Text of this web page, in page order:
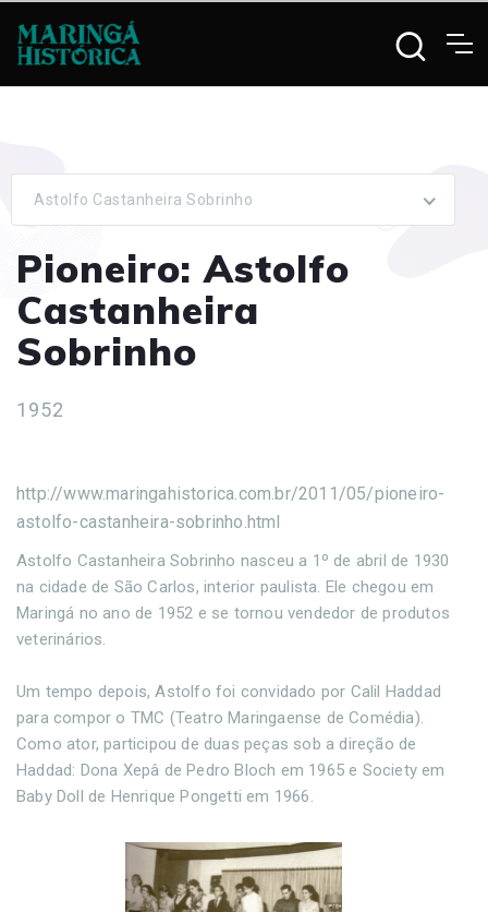
Astolfo Castanheira Sobrinho
Pioneiro: Astolfo
Castanheira
Sobrinho
1952
http://www.maringahistorica.com.br/2011/05/pioneiro-
astolfo-castanheira-sobrinho.html
Astolfo Castanheira Sobrinho nasceu a 1º de abril de 1930
na cidade de São Carlos, interior paulista. Ele chegou em
Maringá no ano de 1952 e se tornou vendedor de produtos
veterinários.
Um tempo depois, Astolfo foi convidado por Calil Haddad
para compor o TMC (Teatro Maringaense de Comédia).
Como ator, participou de duas peças sob a direção de
Haddad: Dona Xepâ de Pedro Bloch em 1965 e Society em
Baby Doll de Henrique Pongetti em 1966.